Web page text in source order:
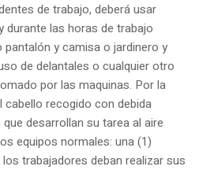
de trabajo, deberá usar
durante las horas de trabajo
y camisa o jardinero y
de delantales o cualquier otro
por las maquinas. Por la
recogido con debida
desarrollan su tarea al aire
equipos normales: una (1)
trabajadores deban realizar sus